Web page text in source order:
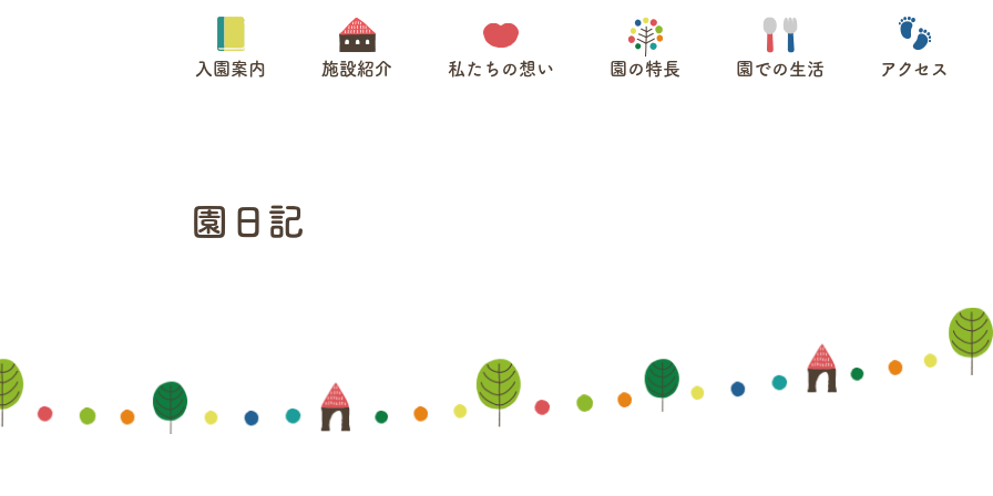
入園案内 施設紹介 私たちの想い 園の特長 園での生活 アクセス
園日記